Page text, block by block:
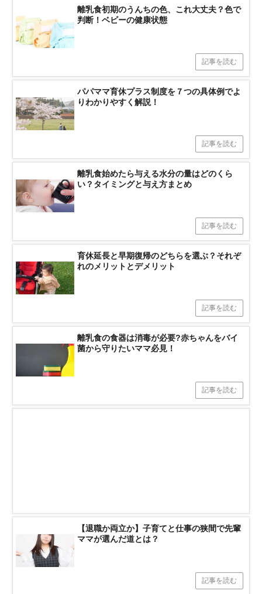
離乳食初期のうんちの色、これ大丈夫？色で
判断！ベビーの健康状態
記事を読む
パパママ育休プラス制度を７つの具体例でよ
りわかりやすく解説！
記事を読む
離乳食始めたら与える水分の量はどのくら
い？タイミングと与え方まとめ
記事を読む
育休延長と早期復帰のどちらを選ぶ？それぞ
れのメリットとデメリット
記事を読む
離乳食の食器は消毒が必要?赤ちゃんをバイ
菌から守りたいママ必見！
記事を読む
【退職か両立か】子育てと仕事の狭間で先輩
ママが選んだ道とは？
記事を読む